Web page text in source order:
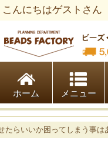
こんにちはゲストさん
ホーム
らいいか困ってしまう事は